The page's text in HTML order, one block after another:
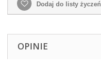
Dodaj do listy życzeń
OPINIE